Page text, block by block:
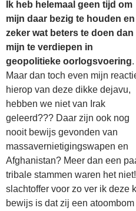
Ik heb helemaal geen tijd om
mijn daar bezig te houden en
zeker wat beters te doen dan
mijn te verdiepen in
geopolitieke oorlogsvoering.
Maar dan toch even mijn
hierop van deze dikke dejavu,
hebben we niet van Irak
geleerd??? Daar zijn ook nog
nooit bewijs gevonden van
massavernietigingswapen en
Afghanistan? Meer dan een
tribale stammen waren het
slachtoffer voor zo ver ik deze
bewijs is dat zij een